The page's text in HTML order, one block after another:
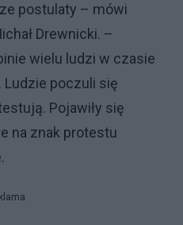
postulaty – mówi
Drewnicki. –
wielu ludzi w czasie
Ludzie poczuli się
Pojawiły się
na znak protestu